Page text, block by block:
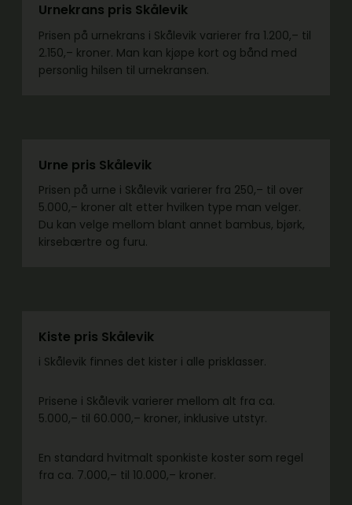
Urnekrans pris Skålevik
Prisen på urnekrans i Skålevik varierer fra 1.200,– til
2.150,– kroner. Man kan kjøpe kort og bånd med
personlig hilsen til urnekransen.
Urne pris Skålevik
Prisen på urne i Skålevik varierer fra 250,– til over
5.000,– kroner alt etter hvilken type man velger.
Du kan velge mellom blant annet bambus, bjørk,
kirsebærtre og furu.
Kiste pris Skålevik
i Skålevik finnes det kister i alle prisklasser.
Prisene i Skålevik varierer mellom alt fra ca.
5.000,– til 60.000,– kroner, inklusive utstyr.
En standard hvitmalt sponkiste koster som regel
fra ca. 7.000,– til 10.000,– kroner.